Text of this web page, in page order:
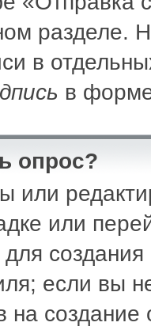
разделе.
в
в
опрос?
или
или
если вы
на